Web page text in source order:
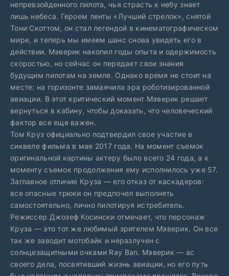
непревзойденного пилота, чья страсть к небу знает
лишь небеса. Героем ленты «Лучший стрелок», снятой
Тони Скоттом, он стал легендой в кинематографическом
мире, и теперь мы имеем шанс снова увидеть его в
действии. Мэверик накопил годы опыта и одержимость
скоростью, но сейчас он передает свои знания
будущим пилотам на земле. Однако время не стоит на
месте: на горизонте замаячила эра роботизированной
авиации. В этот критический момент Мэверик решает
вернуться в кабину, чтобы доказать, что человеческий
фактор все еще важен.
Том Круз официально подтвердил свое участие в
сиквеле фильма в мае 2017 года. На момент съемок
оригинальной картины актеру было всего 24 года, а к
моменту съемок продолжения ему исполнилось уже 57.
Заглавное отличие Круза — его отказ от каскадеров:
все опасные трюки он предпочел выполнять
самостоятельно, лично пилотируя истребитель.
Режиссер Джозеф Косински отмечает, что персонаж
Круза — это тот же любимый зрителем Мэверик. Он все
так же заводит мотобайк и неразлучен с
солнцезащитными очками Ray Ban. Мэверик — ас
своего дела, посвятивший жизнь авиации, но его путь